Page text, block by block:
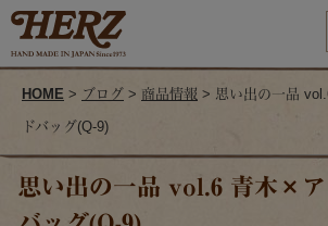
HOME > ブログ > 商品情報 > 思い出の一品
ドバッグ(Q-9)
思い出の一品 vol.6 青木×ア